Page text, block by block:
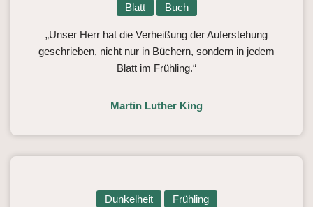
Blatt Buch
„Unser Herr hat die Verheißung der Auferstehung
geschrieben, nicht nur in Büchern, sondern in jedem
Blatt im Frühling.“
Martin Luther King
Dunkelheit Frühling